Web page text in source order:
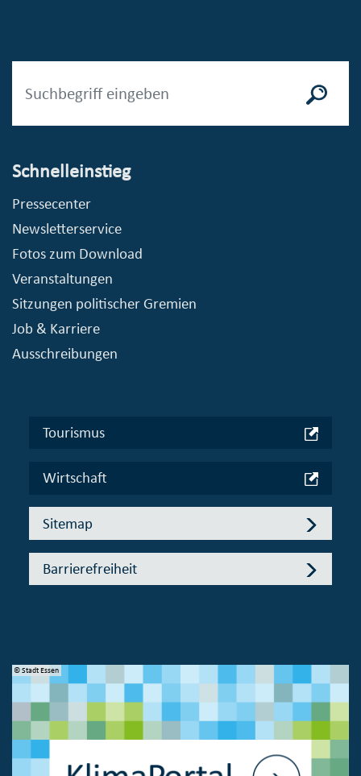
Schnelleinstieg
Pressecenter
Newsletterservice
Fotos zum Download
Veranstaltungen
Sitzungen politischer Gremien
Job & Karriere
Ausschreibungen
Tourismus
Wirtschaft
Sitemap
Barrierefreiheit
© Stadt Essen